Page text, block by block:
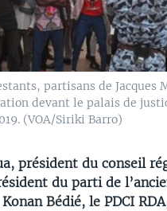
partisans de Jacques
devant le palais de
(VOA/Siriki Barro)
président du conseil
du parti de
Bédié, le PDCI